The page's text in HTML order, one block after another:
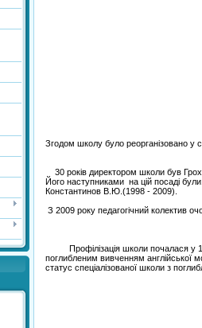
Згодом школу було реорганізовано у
30 років директором школи був
Його наступниками на цій посаді
Константинов В.Ю.(1998 - 2009).
З 2009 року педагогічний колектив
Профілізація школи почалася у
поглибленим вивченням англійської
статус спеціалізованої школи з